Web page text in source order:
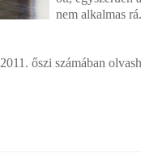
nem alkalmas rá.
őszi számában